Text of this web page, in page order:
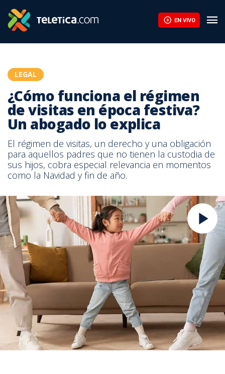
EN VIVO
LEGAL
¿Cómo funciona el régimen
de visitas en época festiva?
Un abogado lo explica
El régimen de visitas, un derecho y una obligación
para aquellos padres que no tienen la custodia de
sus hijos, cobra especial relevancia en momentos
como la Navidad y fin de año.